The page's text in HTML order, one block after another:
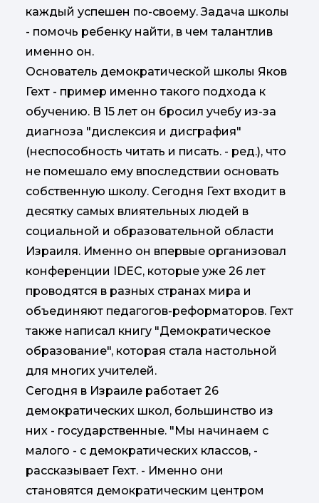
каждый успешен по-своему. Задача школы
- помочь ребенку найти, в чем талантлив
именно он.
Основатель демократической школы Яков
Гехт - пример именно такого подхода к
обучению. В 15 лет он бросил учебу из-за
диагноза "дислексия и дисграфия"
(неспособность читать и писать. - ред.), что
не помешало ему впоследствии основать
собственную школу. Сегодня Гехт входит в
десятку самых влиятельных людей в
социальной и образовательной области
Израиля. Именно он впервые организовал
конференции IDEC, которые уже 26 лет
проводятся в разных странах мира и
объединяют педагогов-реформаторов. Гехт
также написал книгу "Демократическое
образование", которая стала настольной
для многих учителей.
Сегодня в Израиле работает 26
демократических школ, большинство из
них - государственные. "Мы начинаем с
малого - с демократических классов, -
рассказывает Гехт. - Именно они
становятся демократическим центром